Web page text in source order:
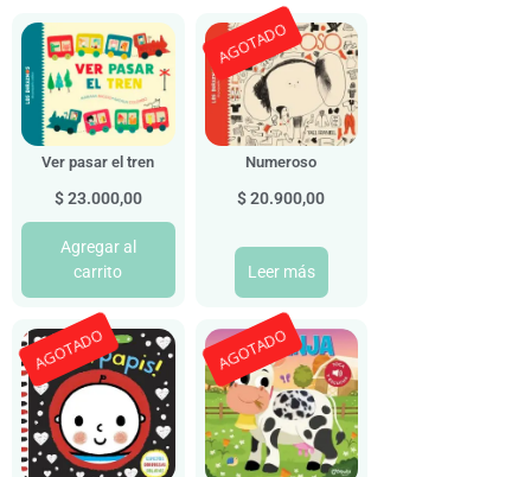
Ver pasar el tren
$23.000,00
Agregar al
carrito
AGOTADO
Numeroso
$20.900,00
Leer más
AGOTADO AGOTADO